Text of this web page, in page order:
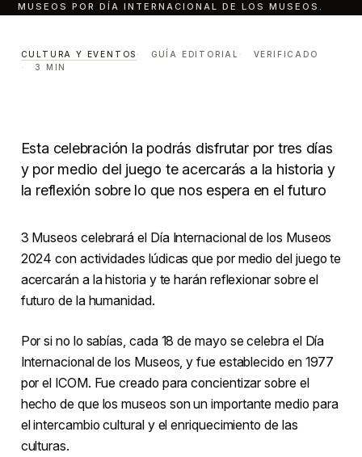
MUSEOS POR DÍA INTERNACIONAL DE LOS MUSEOS.
Esto habrá en 3 Museos
por Día Internacional de los
Museos.
CULTURA Y EVENTOS GUÍA EDITORIAL
VERIFICADO
3 MIN
Esta celebración la podrás disfrutar por tres días
y por medio del juego te acercarás a la historia y
la reflexión sobre lo que nos espera en el futuro
3 Museos celebrará el Día Internacional de los Museos
2024 con actividades lúdicas que por medio del juego te
acercarán a la historia y te harán reflexionar sobre el
futuro de la humanidad.
Por si no lo sabías, cada 18 de mayo se celebra el Día
Internacional de los Museos, y fue establecido en 1977
por el ICOM. Fue creado para concientizar sobre el
hecho de que los museos son un importante medio para
el intercambio cultural y el enriquecimiento de las
culturas.